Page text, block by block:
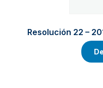
Resolución 22 –